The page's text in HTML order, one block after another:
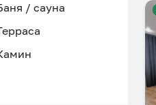
/ сауна